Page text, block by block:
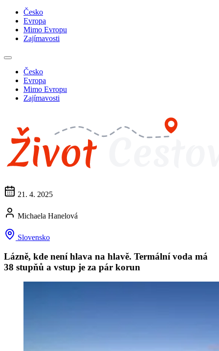
Česko
Evropa
Mimo Evropu
Zajímavosti
Česko
Evropa
Mimo Evropu
Zajímavosti
21. 4. 2025
Michaela Hanelová
Slovensko
Lázně, kde není hlava na hlavě. Termální voda má
38 stupňů a vstup je za pár korun